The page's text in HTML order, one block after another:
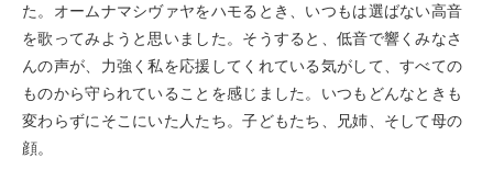
た。オームナマシヴァヤをハモるとき、いつもは選ばない高音
を歌ってみようと思いました。そうすると、低音で響くみなさ
んの声が、力強く私を応援してくれている気がして、すべての
ものから守られていることを感じました。いつもどんなときも
変わらずにそこにいた人たち。子どもたち、兄姉、そして母の
顔。